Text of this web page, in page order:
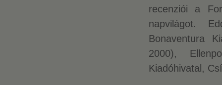
recenziói a
napvilágot.
Bonaventura
2000),
Kiadóhivatal,